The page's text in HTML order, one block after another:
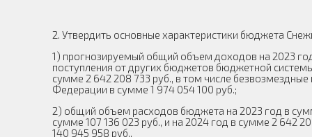
2. Утвердить основные характеристики бюджета
1) прогнозируемый общий объем доходов на 2023
поступления от других бюджетов бюджетной
сумме 2 642 208 733 руб., в том числе
Федерации в сумме 1 974 054 100 руб.;
2) общий объем расходов бюджета на 2023 год в
сумме 107 136 023 руб., и на 2024 год в сумме 2 642
140 945 958 руб.,